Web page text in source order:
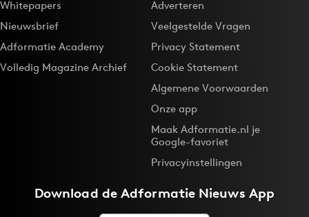
Whitepapers
Nieuwsbrief
Adformatie Academy
Volledig Magazine Archief
Adverteren
Veelgestelde Vragen
Privacy Statement
Cookie Statement
Algemene Voorwaarden
Onze app
Maak Adformatie.nl je
Google-favoriet
Privacyinstellingen
Download deAdformatie Nieuws App